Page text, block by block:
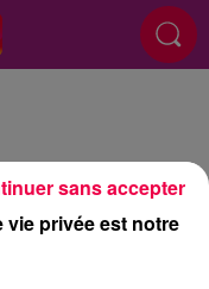
vie privée est notre
sans accepter